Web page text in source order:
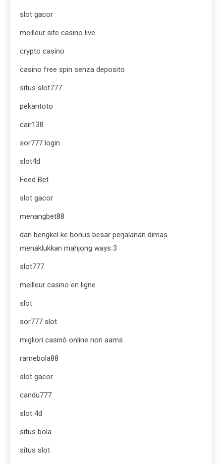
slot gacor
meilleur site casino live
crypto casino
casino free spin senza deposito
situs slot777
pekantoto
cair138
sor777 login
slot4d
Feed Bet
slot gacor
menangbet88
dari bengkel ke bonus besar perjalanan dimas
menaklukkan mahjong ways 3
slot777
meilleur casino en ligne
slot
sor777 slot
migliori casinò online non aams
ramebola88
slot gacor
candu777
slot 4d
situs bola
situs slot